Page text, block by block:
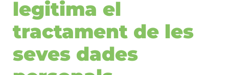
legitima el
tractament de les
seves dades